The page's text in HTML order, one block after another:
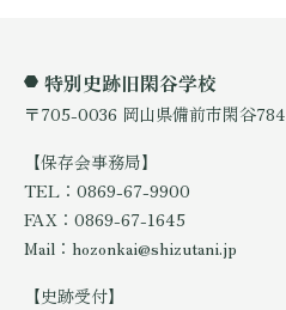
特別史跡旧閑谷学校
〒705-0036 岡山県備前市閑谷784
【保存会事務局】
TEL：0869-67-9900
FAX：0869-67-1645
Mail：hozonkai@shizutani.jp
【史跡受付】